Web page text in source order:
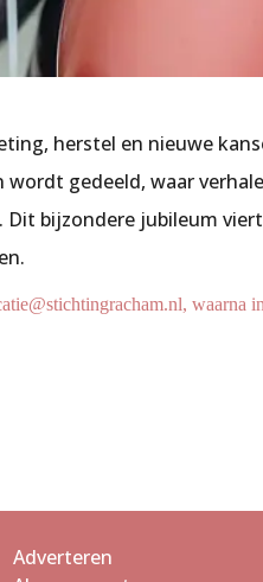
herstel en nieuwe
gedeeld, waar
bijzondere jubileum
waarna
Adverteren